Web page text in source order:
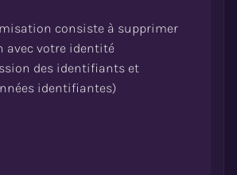
consiste à supprimer
avec votre identité
des identifiants et